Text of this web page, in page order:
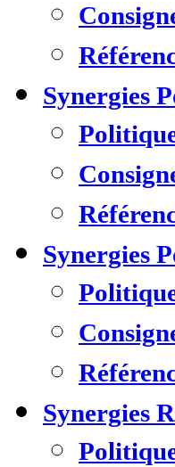
Synergies
Synergies
Synergies